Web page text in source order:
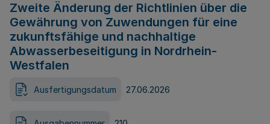
Zweite Änderung der Richtlinien über die
Gewährung von Zuwendungen für eine
zukunftsfähige und nachhaltige
Abwasserbeseitigung in Nordrhein-
Westfalen
Ausfertigungsdatum 27.06.2026